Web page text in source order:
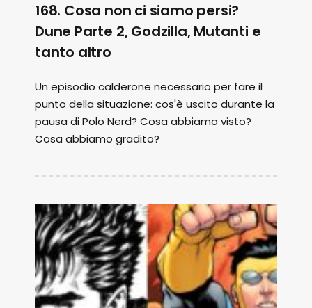
168. Cosa non ci siamo persi?
Dune Parte 2, Godzilla, Mutanti e
tanto altro
Un episodio calderone necessario per fare il
punto della situazione: cos'è uscito durante la
pausa di Polo Nerd? Cosa abbiamo visto?
Cosa abbiamo gradito?